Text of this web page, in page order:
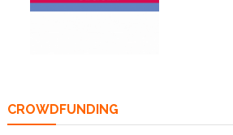
CROWDFUNDING